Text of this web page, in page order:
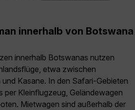
innerhalb von Botswana
innerhalb Botswanas nutzen
etwa zwischen
Kasane. In den Safari-Gebieten
per Kleinflugzeug, Geländewagen
Mietwagen sind außerhalb der